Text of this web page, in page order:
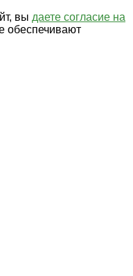
вы даете согласие на
обеспечивают